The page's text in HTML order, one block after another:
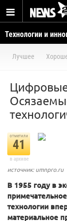
Технологии и
Лучшее
отметили
41
в архиве
источник: umnpro.ru
В 1955 году в
технологии
материальное